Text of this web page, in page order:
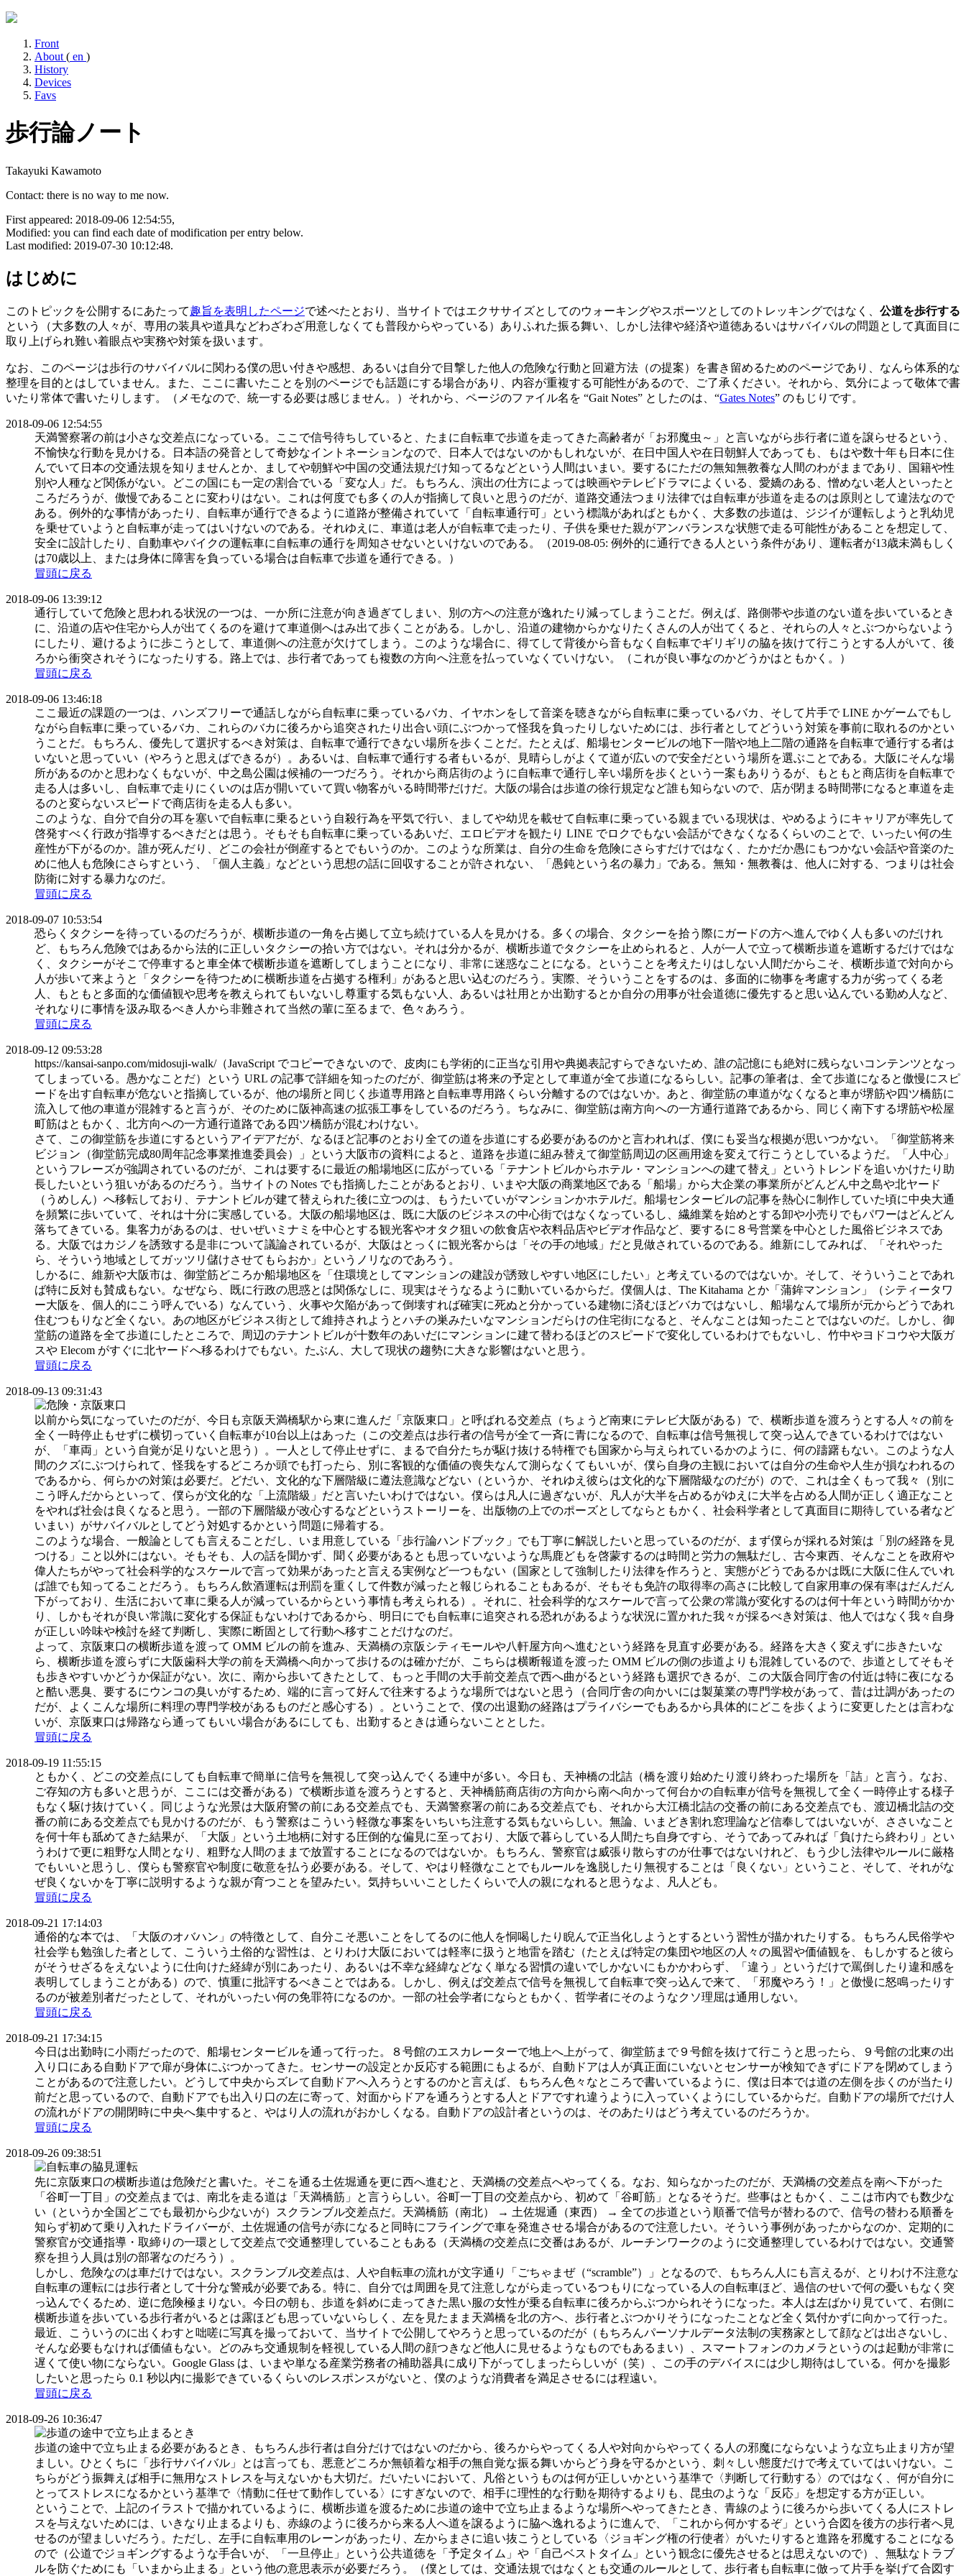
Front
About ( en )
History
Devices
Favs
歩行論ノート
Takayuki Kawamoto
Contact: there is no way to me now.
First appeared: 2018-09-06 12:54:55,
Modified: you can find each date of modification per entry below.
Last modified: 2019-07-30 10:12:48.
はじめに
このトピックを公開するにあたって趣旨を表明したページで述べたとおり、当サイトではエクササイズとしてのウォーキングやスポーツとしてのトレッキングではなく、 公道を歩行する
という（大多数の人々が、専用の装具や道具などわざわざ用意しなくても普段からやっている）ありふれた振る舞い、しかし法律や経済や道徳あるいはサバイバルの問題として真面目に
取り上げられ難い着眼点や実務や対策を扱います。
なお、このページは歩行のサバイバルに関わる僕の思い付きや感想、あるいは自分で目撃した他人の危険な行動と回避方法（の提案）を書き留めるためのページであり、なんら体系的な
整理を目的とはしていません。また、ここに書いたことを別のページでも話題にする場合があり、内容が重複する可能性があるので、ご了承ください。それから、気分によって敬体で書
いたり常体で書いたりします。（メモなので、統一する必要は感じません。）それから、ページのファイル名を “Gait Notes” としたのは、“Gates Notes” のもじりです。
2018-09-06 12:54:55
天満警察署の前は小さな交差点になっている。ここで信号待ちしていると、たまに自転車で歩道を走ってきた高齢者が「お邪魔虫～」と言いながら歩行者に道を譲らせるという、
不愉快な行動を見かける。日本語の発音として奇妙なイントネーションなので、日本人ではないのかもしれないが、在日中国人や在日朝鮮人であっても、もはや数十年も日本に住
んでいて日本の交通法規を知りませんとか、ましてや朝鮮や中国の交通法規だけ知ってるなどという人間はいまい。要するにただの無知無教養な人間のわがままであり、国籍や性
別や人種など関係がない。どこの国にも一定の割合でいる「変な人」だ。もちろん、演出の仕方によっては映画やテレビドラマによくいる、愛嬌のある、憎めない老人といったと
ころだろうが、傲慢であることに変わりはない。これは何度でも多くの人が指摘して良いと思うのだが、道路交通法つまり法律では自転車が歩道を走るのは原則として違法なので
ある。例外的な事情があったり、自転車が通行できるように道路が整備されていて「自転車通行可」という標識があればともかく、大多数の歩道は、ジジイが運転しようと乳幼児
を乗せていようと自転車が走ってはいけないのである。それゆえに、車道は老人が自転車で走ったり、子供を乗せた親がアンバランスな状態で走る可能性があることを想定して、
安全に設計したり、自動車やバイクの運転車に自転車の通行を周知させないといけないのである。（2019-08-05: 例外的に通行できる人という条件があり、運転者が13歳未満もしく
は70歳以上、または身体に障害を負っている場合は自転車で歩道を通行できる。）
冒頭に戻る
2018-09-06 13:39:12
通行していて危険と思われる状況の一つは、一か所に注意が向き過ぎてしまい、別の方への注意が逸れたり減ってしまうことだ。例えば、路側帯や歩道のない道を歩いているとき
に、沿道の店や住宅から人が出てくるのを避けて車道側へはみ出て歩くことがある。しかし、沿道の建物からかなりたくさんの人が出てくると、それらの人々とぶつからないよう
にしたり、避けるように歩こうとして、車道側への注意が欠けてしまう。このような場合に、得てして背後から音もなく自転車でギリギリの脇を抜けて行こうとする人がいて、後
ろから衝突されそうになったりする。路上では、歩行者であっても複数の方向へ注意を払っていなくていけない。（これが良い事なのかどうかはともかく。）
冒頭に戻る
2018-09-06 13:46:18
ここ最近の課題の一つは、ハンズフリーで通話しながら自転車に乗っているバカ、イヤホンをして音楽を聴きながら自転車に乗っているバカ、そして片手で LINE かゲームでもし
ながら自転車に乗っているバカ、これらのバカに後ろから追突されたり出合い頭にぶつかって怪我を負ったりしないためには、歩行者としてどういう対策を事前に取れるのかとい
うことだ。もちろん、優先して選択するべき対策は、自転車で通行できない場所を歩くことだ。たとえば、船場センタービルの地下一階や地上二階の通路を自転車で通行する者は
いないと思っていい（やろうと思えばできるが）。あるいは、自転車で通行する者もいるが、見晴らしがよくて道が広いので安全だという場所を選ぶことである。大阪にそんな場
所があるのかと思わなくもないが、中之島公園は候補の一つだろう。それから商店街のように自転車で通行し辛い場所を歩くという一案もありうるが、もともと商店街を自転車で
走る人は多いし、自転車で走りにくいのは店が開いていて買い物客がいる時間帯だけだ。大阪の場合は歩道の徐行規定など誰も知らないので、店が閉まる時間帯になると車道を走
るのと変らないスピードで商店街を走る人も多い。
このような、自分で自分の耳を塞いで自転車に乗るという自殺行為を平気で行い、ましてや幼児を載せて自転車に乗っている親までいる現状は、やめるようにキャリアが率先して
啓発すべく行政が指導するべきだとは思う。そもそも自転車に乗っているあいだ、エロビデオを観たり LINE でロクでもない会話ができなくなるくらいのことで、いったい何の生
産性が下がるのか。誰が死んだり、どこの会社が倒産するとでもいうのか。このような所業は、自分の生命を危険にさらすだけではなく、たかだか愚にもつかない会話や音楽のた
めに他人も危険にさらすという、「個人主義」などという思想の話に回収することが許されない、「愚鈍という名の暴力」である。無知・無教養は、他人に対する、つまりは社会
防衛に対する暴力なのだ。
冒頭に戻る
2018-09-07 10:53:54
恐らくタクシーを待っているのだろうが、横断歩道の一角を占拠して立ち続けている人を見かける。多くの場合、タクシーを拾う際にガードの方へ進んでゆく人も多いのだけれ
ど、もちろん危険ではあるから法的に正しいタクシーの拾い方ではない。それは分かるが、横断歩道でタクシーを止められると、人が一人で立って横断歩道を遮断するだけではな
く、タクシーがそこで停車すると車全体で横断歩道を遮断してしまうことになり、非常に迷惑なことになる。ということを考えたりはしない人間だからこそ、横断歩道で対向から
人が歩いて来ようと「タクシーを待つために横断歩道を占拠する権利」があると思い込むのだろう。実際、そういうことをするのは、多面的に物事を考慮する力が劣ってくる老
人、もともと多面的な価値観や思考を教えられてもいないし尊重する気もない人、あるいは社用とか出勤するとか自分の用事が社会道徳に優先すると思い込んでいる勤め人など、
それなりに事情を汲み取るべき人から非難されて当然の輩に至るまで、色々あろう。
冒頭に戻る
2018-09-12 09:53:28
https://kansai-sanpo.com/midosuji-walk/（JavaScript でコピーできないので、皮肉にも学術的に正当な引用や典拠表記すらできないため、誰の記憶にも絶対に残らないコンテンツとなっ
てしまっている。愚かなことだ）という URL の記事で詳細を知ったのだが、御堂筋は将来の予定として車道が全て歩道になるらしい。記事の筆者は、全て歩道になると傲慢にスピ
ードを出す自転車が危ないと指摘しているが、他の場所と同じく歩道専用路と自転車専用路くらい分離するのではないか。あと、御堂筋の車道がなくなると車が堺筋や四ツ橋筋に
流入して他の車道が混雑すると言うが、そのために阪神高速の拡張工事をしているのだろう。ちなみに、御堂筋は南方向への一方通行道路であるから、同じく南下する堺筋や松屋
町筋はともかく、北方向への一方通行道路である四ツ橋筋が混むわけない。
さて、この御堂筋を歩道にするというアイデアだが、なるほど記事のとおり全ての道を歩道にする必要があるのかと言われれば、僕にも妥当な根拠が思いつかない。「御堂筋将来
ビジョン（御堂筋完成80周年記念事業推進委員会）」という大阪市の資料によると、道路を歩道に組み替えて御堂筋周辺の区画用途を変えて行こうとしているようだ。「人中心」
というフレーズが強調されているのだが、これは要するに最近の船場地区に広がっている「テナントビルからホテル・マンションへの建て替え」というトレンドを追いかけたり助
長したいという狙いがあるのだろう。当サイトの Notes でも指摘したことがあるとおり、いまや大阪の商業地区である「船場」から大企業の事業所がどんどん中之島や北ヤード
（うめしん）へ移転しており、テナントビルが建て替えられた後に立つのは、もうたいていがマンションかホテルだ。船場センタービルの記事を熱心に制作していた頃に中央大通
を頻繁に歩いていて、それは十分に実感している。大阪の船場地区は、既に大阪のビジネスの中心街ではなくなっているし、繊維業を始めとする卸や小売りでもパワーはどんどん
落ちてきている。集客力があるのは、せいぜいミナミを中心とする観光客やオタク狙いの飲食店や衣料品店やビデオ作品など、要するに８号営業を中心とした風俗ビジネスであ
る。大阪ではカジノを誘致する是非について議論されているが、大阪はとっくに観光客からは「その手の地域」だと見做されているのである。維新にしてみれば、「それやった
ら、そういう地域としてガッツリ儲けさせてもらおか」というノリなのであろう。
しかるに、維新や大阪市は、御堂筋どころか船場地区を「住環境としてマンションの建設が誘致しやすい地区にしたい」と考えているのではないか。そして、そういうことであれ
ば特に反対も賛成もない。なぜなら、既に行政の思惑とは関係なしに、現実はそうなるように動いているからだ。僕個人は、The Kitahama とか「蒲鉾マンション」（シティータワ
ー大阪を、個人的にこう呼んでいる）なんていう、火事や欠陥があって倒壊すれば確実に死ぬと分かっている建物に済むほどバカではないし、船場なんて場所が元からどうであれ
住むつもりなど全くない。あの地区がビジネス街として維持されようとハチの巣みたいなマンションだらけの住宅街になると、そんなことは知ったことではないのだ。しかし、御
堂筋の道路を全て歩道にしたところで、周辺のテナントビルが十数年のあいだにマンションに建て替わるほどのスピードで変化しているわけでもないし、竹中やヨドコウや大阪ガ
スや Elecom がすぐに北ヤードへ移るわけでもない。たぶん、大して現状の趨勢に大きな影響はないと思う。
冒頭に戻る
2018-09-13 09:31:43
以前から気になっていたのだが、今日も京阪天満橋駅から東に進んだ「京阪東口」と呼ばれる交差点（ちょうど南東にテレビ大阪がある）で、横断歩道を渡ろうとする人々の前を
全く一時停止もせずに横切っていく自転車が10台以上はあった（この交差点は歩行者の信号が全て一斉に青になるので、自転車は信号無視して突っ込んできているわけではない
が、「車両」という自覚が足りないと思う）。一人として停止せずに、まるで自分たちが駆け抜ける特権でも国家から与えられているかのように、何の躊躇もない。このような人
間のクズにぶつけられて、怪我をするどころか頭でも打ったら、別に客観的な価値の喪失なんて測らなくてもいいが、僕ら自身の主観においては自分の生命や人生が損なわれるの
であるから、何らかの対策は必要だ。どだい、文化的な下層階級に遵法意識などない（というか、それゆえ彼らは文化的な下層階級なのだが）ので、これは全くもって我々（別に
こう呼んだからといって、僕らが文化的な「上流階級」だと言いたいわけではない。僕らは凡人に過ぎないが、凡人が大半を占めるがゆえに大半を占める人間が正しく適正なこと
をやれば社会は良くなると思う。一部の下層階級が改心するなどというストーリーを、出版物の上でのポーズとしてならともかく、社会科学者として真面目に期待している者など
いまい）がサバイバルとしてどう対処するかという問題に帰着する。
このような場合、一般論としても言えることだし、いま用意している「歩行論ハンドブック」でも丁寧に解説したいと思っているのだが、まず僕らが採れる対策は「別の経路を見
つける」こと以外にはない。そもそも、人の話を聞かず、聞く必要があるとも思っていないような馬鹿どもを啓蒙するのは時間と労力の無駄だし、古今東西、そんなことを政府や
偉人たちがやって社会科学的なスケールで言って効果があったと言える実例など一つもない（国家として強制したり法律を作ろうと、実態がどうであるかは既に大阪に住んでいれ
ば誰でも知ってることだろう。もちろん飲酒運転は刑罰を重くして件数が減ったと報じられることもあるが、そもそも免許の取得率の高さに比較して自家用車の保有率はだんだん
下がっており、生活において車に乗る人が減っているからという事情も考えられる）。それに、社会科学的なスケールで言って公衆の常識が変化するのは何十年という時間がかか
り、しかもそれが良い常識に変化する保証もないわけであるから、明日にでも自転車に追突される恐れがあるような状況に置かれた我々が採るべき対策は、他人ではなく我々自身
が正しい吟味や検討を経て判断し、実際に断固として行動へ移すことだけなのだ。
よって、京阪東口の横断歩道を渡って OMM ビルの前を進み、天満橋の京阪シティモールや八軒屋方向へ進むという経路を見直す必要がある。経路を大きく変えずに歩きたいな
ら、横断歩道を渡らずに大阪歯科大学の前を天満橋へ向かって歩けるのは確かだが、こちらは横断報道を渡った OMM ビルの側の歩道よりも混雑しているので、歩道としてそもそ
も歩きやすいかどうか保証がない。次に、南から歩いてきたとして、もっと手間の大手前交差点で西へ曲がるという経路も選択できるが、この大阪合同庁舎の付近は特に夜になる
と酷い悪臭、要するにウンコの臭いがするため、端的に言って好んで往来するような場所ではないと思う（合同庁舎の向かいには製菓業の専門学校があって、昔は辻調があったの
だが、よくこんな場所に料理の専門学校があるものだと感心する）。ということで、僕の出退勤の経路はプライバシーでもあるから具体的にどこを歩くように変更したとは言わな
いが、京阪東口は帰路なら通ってもいい場合があるにしても、出勤するときは通らないこととした。
冒頭に戻る
2018-09-19 11:55:15
ともかく、どこの交差点にしても自転車で簡単に信号を無視して突っ込んでくる連中が多い。今日も、天神橋の北詰（橋を渡り始めたり渡り終わった場所を「詰」と言う。なお、
ご存知の方も多いと思うが、ここには交番がある）で横断歩道を渡ろうとすると、天神橋筋商店街の方向から南へ向かって何台かの自転車が信号を無視して全く一時停止する様子
もなく駆け抜けていく。同じような光景は大阪府警の前にある交差点でも、天満警察署の前にある交差点でも、それから大江橋北詰の交番の前にある交差点でも、渡辺橋北詰の交
番の前にある交差点でも見かけるのだが、もう警察はこういう軽微な事案をいちいち注意する気もないらしい。無論、いまどき割れ窓理論など信奉してはいないが、ささいなこと
を何十年も舐めてきた結果が、「大阪」という土地柄に対する圧倒的な偏見に至っており、大阪で暮らしている人間たち自身ですら、そうであってみれば「負けたら終わり」とい
うわけで更に粗野な人間となり、粗野な人間のままで放置することになるのではないか。もちろん、警察官は威張り散らすのが仕事ではないけれど、もう少し法律やルールに厳格
でもいいと思うし、僕らも警察官や制度に敬意を払う必要がある。そして、やはり軽微なことでもルールを逸脱したり無視することは「良くない」ということ、そして、それがな
ぜ良くないかを丁寧に説明するような親が育つことを望みたい。気持ちいいことしたくらいで人の親になれると思うなよ、凡人ども。
冒頭に戻る
2018-09-21 17:14:03
通俗的な本では、「大阪のオバハン」の特徴として、自分こそ悪いことをしてるのに他人を恫喝したり睨んで正当化しようとするという習性が描かれたりする。もちろん民俗学や
社会学も勉強した者として、こういう土俗的な習性は、とりわけ大阪においては軽率に扱うと地雷を踏む（たとえば特定の集団や地区の人々の風習や価値観を、もしかすると彼ら
がそうせざるをえないように仕向けた経緯が別にあったり、あるいは不幸な経緯などなく単なる習慣の違いでしかないにもかかわらず、「違う」というだけで罵倒したり違和感を
表明してしまうことがある）ので、慎重に批評するべきことではある。しかし、例えば交差点で信号を無視して自転車で突っ込んで来て、「邪魔やろう！」と傲慢に怒鳴ったりす
るのが被差別者だったとして、それがいったい何の免罪符になるのか。一部の社会学者にならともかく、哲学者にそのようなクソ理屈は通用しない。
冒頭に戻る
2018-09-21 17:34:15
今日は出勤時に小雨だったので、船場センタービルを通って行った。８号館のエスカレーターで地上へ上がって、御堂筋まで９号館を抜けて行こうと思ったら、９号館の北東の出
入り口にある自動ドアで扉が身体にぶつかってきた。センサーの設定とか反応する範囲にもよるが、自動ドアは人が真正面にいないとセンサーが検知できずにドアを閉めてしまう
ことがあるので注意したい。どうして中央からズレて自動ドアへ入ろうとするのかと言えば、もちろん色々なところで書いているように、僕は日本では道の左側を歩くのが当たり
前だと思っているので、自動ドアでも出入り口の左に寄って、対面からドアを通ろうとする人とドアですれ違うように入っていくようにしているからだ。自動ドアの場所でだけ人
の流れがドアの開閉時に中央へ集中すると、やはり人の流れがおかしくなる。自動ドアの設計者というのは、そのあたりはどう考えているのだろうか。
冒頭に戻る
2018-09-26 09:38:51
先に京阪東口の横断歩道は危険だと書いた。そこを通る土佐堀通を更に西へ進むと、天満橋の交差点へやってくる。なお、知らなかったのだが、天満橋の交差点を南へ下がった
「谷町一丁目」の交差点までは、南北を走る道は「天満橋筋」と言うらしい。谷町一丁目の交差点から、初めて「谷町筋」となるそうだ。些事はともかく、ここは市内でも数少な
い（というか全国どこでも最初から少ないが）スクランブル交差点だ。天満橋筋（南北） → 土佐堀通（東西） → 全ての歩道という順番で信号が替わるので、信号の替わる順番を
知らず初めて乗り入れたドライバーが、土佐堀通の信号が赤になると同時にフライングで車を発進させる場合があるので注意したい。そういう事例があったからなのか、定期的に
警察官が交通指導・取締りの一環として交差点で交通整理していることもある（天満橋の交差点に交番はあるが、ルーチンワークのように交通整理しているわけではない。交通警
察を担う人員は別の部署なのだろう）。
しかし、危険なのは車だけではない。スクランブル交差点は、人や自転車の流れが文字通り「ごちゃまぜ（“scramble”）」となるので、もちろん人にも言えるが、とりわけ不注意な
自転車の運転には歩行者として十分な警戒が必要である。特に、自分では周囲を見て注意しながら走っているつもりになっている人の自転車ほど、過信のせいで何の憂いもなく突
っ込んでくるため、逆に危険極まりない。今日の朝も、歩道を斜めに走ってきた黒い服の女性が乗る自転車に後ろからぶつかられそうになった。本人は左ばかり見ていて、右側に
横断歩道を歩いている歩行者がいるとは露ほども思っていないらしく、左を見たまま天満橋を北の方へ、歩行者とぶつかりそうになったことなど全く気付かずに向かって行った。
最近、こういうのに出くわすと咄嗟に写真を撮っておいて、当サイトで公開してやろうと思っているのだが（もちろんパーソナルデータ法制の実務家として顔などは出さないし、
そんな必要もなければ価値もない。どのみち交通規制を軽視している人間の顔つきなど他人に見せるようなものでもあるまい）、スマートフォンのカメラというのは起動が非常に
遅くて使い物にならない。Google Glass は、いまや単なる産業労務者の補助器具に成り下がってしまったらしいが（笑）、この手のデバイスには少し期待はしている。何かを撮影
したいと思ったら 0.1 秒以内に撮影できているくらいのレスポンスがないと、僕のような消費者を満足させるには程遠い。
冒頭に戻る
2018-09-26 10:36:47
歩道の途中で立ち止まる必要があるとき、もちろん歩行者は自分だけではないのだから、後ろからやってくる人や対向からやってくる人の邪魔にならないような立ち止まり方が望
ましい。ひとくちに「歩行サバイバル」とは言っても、悪意どころか無頓着な相手の無自覚な振る舞いからどう身を守るかという、刺々しい態度だけで考えていてはいけない。こ
ちらがどう振舞えば相手に無用なストレスを与えないかも大切だ。だいたいにおいて、凡俗というものは何が正しいかという基準で〈判断して行動する〉のではなく、何が自分に
とってストレスになるかという基準で〈情動に任せて動作している〉にすぎないので、相手に理性的な行動を期待するよりも、昆虫のような「反応」を想定する方が正しい。
ということで、上記のイラストで描かれているように、横断歩道を渡るために歩道の途中で立ち止まるような場所へやってきたとき、青線のように後ろから歩いてくる人にストレ
スを与えないためには、いきなり止まるよりも、赤線のように後ろから来る人へ道を譲るように脇へ逸れるように進んで、「これから何かするぞ」という合図を後方の歩行者へ見
せるのが望ましいだろう。ただし、左手に自転車用のレーンがあったり、左からまさに追い抜こうとしている〈ジョギング権の行使者〉がいたりすると進路を邪魔することになる
ので（公道でジョギングするような手合いが、「一旦停止」という公共道徳を「予定タイム」や「自己ベストタイム」という観念に優先させるとは思えないので）、無駄なトラブ
ルを防ぐためにも「いまから止まる」という他の意思表示が必要だろう。（僕としては、交通法規ではなくとも交通のルールとして、歩行者も自転車に倣って片手を挙げて合図す